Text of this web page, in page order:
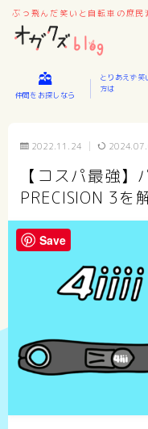
ぶっ飛んだ笑いと自転車の庶民
仲間をお探しなら
とりあえず笑
方は
2022.11.24
【コスパ最強
PRECISION 3を
Save